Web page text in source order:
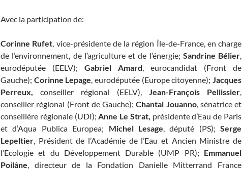
Avec la participation de:
Corinne Rufet, vice-présidente de la région Île-de-France, en charge
de l’environnement, de l’agriculture et de l’énergie; Sandrine Bélier,
eurodéputée (EELV); Gabriel Amard, eurocandidat (Front de
Gauche); Corinne Lepage, eurodéputée (Europe citoyenne);Jacques
Perreux,conseiller régional (EELV), Jean-François Pellissier,
conseiller régional (Front de Gauche);Chantal Jouanno, sénatrice et
conseillère régionale (UDI);Anne Le Strat, présidente d’Eau de Paris
et d’Aqua Publica Europea; Michel Lesage, député (PS); Serge
Lepeltier, Président de l’Académie de l’Eau et Ancien Ministre de
l’Ecologie et du Développement Durable (UMP PR); Emmanuel
Poilâne, directeur de la Fondation Danielle Mitterrand France